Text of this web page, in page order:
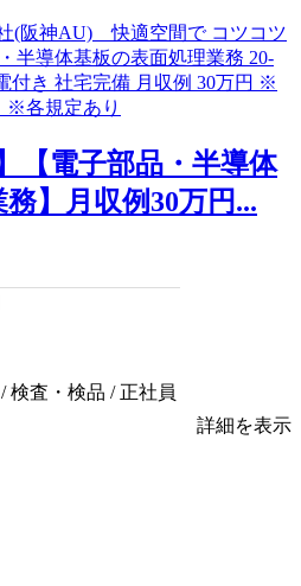
【電子部品・半導体
】月収例30万円...
検査・検品 / 正社員
詳細を表示